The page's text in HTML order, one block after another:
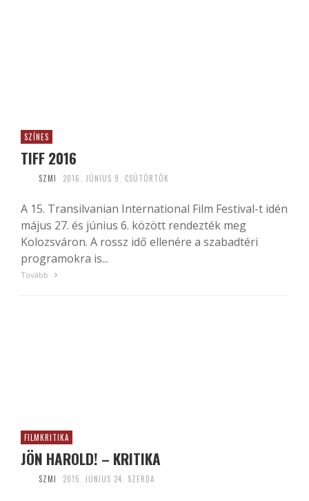
SZÍNES
TIFF 2016
SZMI 2016. JÚNIUS 9. CSÜTÖRTÖK
A 15. Transilvanian International Film Festival-t idén
május 27. és június 6. között rendezték meg
Kolozsváron. A rossz idő ellenére a szabadtéri
programokra is...
Tovább
FILMKRITIKA
JÖN HAROLD! – KRITIKA
SZMI 2015. JÚNIUS 24. SZERDA